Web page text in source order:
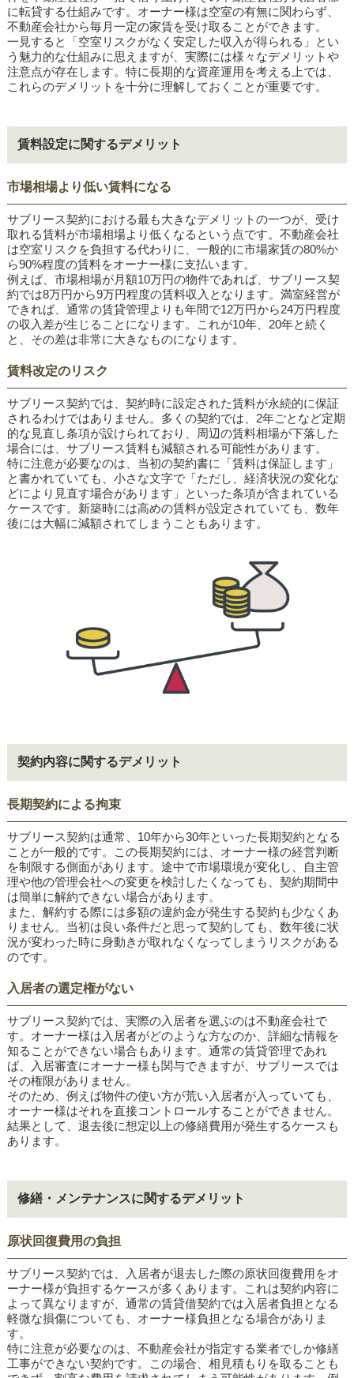
に転貸する仕組みです。オーナー様は空室の有無に関わらず、
不動産会社から毎月一定の家賃を受け取ることができます。
一見すると「空室リスクがなく安定した収入が得られる」とい
う魅力的な仕組みに思えますが、実際には様々なデメリットや
注意点が存在します。特に長期的な資産運用を考える上では、
これらのデメリットを十分に理解しておくことが重要です。
賃料設定に関するデメリット
市場相場より低い賃料になる
サブリース契約における最も大きなデメリットの一つが、受け
取れる賃料が市場相場より低くなるという点です。不動産会社
は空室リスクを負担する代わりに、一般的に市場家賃の80%か
ら90%程度の賃料をオーナー様に支払います。
例えば、市場相場が月額10万円の物件であれば、サブリース契
約では8万円から9万円程度の賃料収入となります。満室経営が
できれば、通常の賃貸管理よりも年間で12万円から24万円程度
の収入差が生じることになります。これが10年、20年と続く
と、その差は非常に大きなものになります。
賃料改定のリスク
サブリース契約では、契約時に設定された賃料が永続的に保証
されるわけではありません。多くの契約では、2年ごとなど定期
的な見直し条項が設けられており、周辺の賃料相場が下落した
場合には、サブリース賃料も減額される可能性があります。
特に注意が必要なのは、当初の契約書に「賃料は保証します」
と書かれていても、小さな文字で「ただし、経済状況の変化な
どにより見直す場合があります」といった条項が含まれている
ケースです。新築時には高めの賃料が設定されていても、数年
後には大幅に減額されてしまうこともあります。
契約内容に関するデメリット
長期契約による拘束
サブリース契約は通常、10年から30年といった長期契約となる
ことが一般的です。この長期契約には、オーナー様の経営判断
を制限する側面があります。途中で市場環境が変化し、自主管
理や他の管理会社への変更を検討したくなっても、契約期間中
は簡単に解約できない場合があります。
また、解約する際には多額の違約金が発生する契約も少なくあ
りません。当初は良い条件だと思って契約しても、数年後に状
況が変わった時に身動きが取れなくなってしまうリスクがある
のです。
入居者の選定権がない
サブリース契約では、実際の入居者を選ぶのは不動産会社で
す。オーナー様は入居者がどのような方なのか、詳細な情報を
知ることができない場合もあります。通常の賃貸管理であれ
ば、入居審査にオーナー様も関与できますが、サブリースでは
その権限がありません。
そのため、例えば物件の使い方が荒い入居者が入っていても、
オーナー様はそれを直接コントロールすることができません。
結果として、退去後に想定以上の修繕費用が発生するケースも
あります。
修繕・メンテナンスに関するデメリット
原状回復費用の負担
サブリース契約では、入居者が退去した際の原状回復費用をオ
ーナー様が負担するケースが多くあります。これは契約内容に
よって異なりますが、通常の賃貸借契約では入居者負担となる
軽微な損傷についても、オーナー様負担となる場合がありま
す。
特に注意が必要なのは、不動産会社が指定する業者でしか修繕
工事ができない契約です。この場合、相見積もりを取ることも